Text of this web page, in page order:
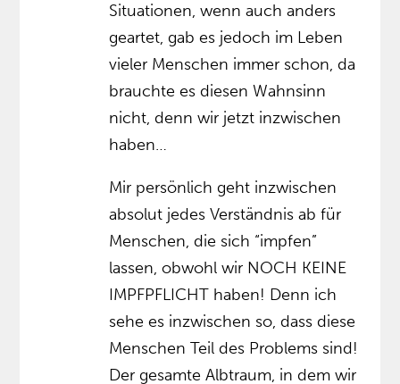
Situationen, wenn auch anders
geartet, gab es jedoch im Leben
vieler Menschen immer schon, da
brauchte es diesen Wahnsinn
nicht, denn wir jetzt inzwischen
haben…
Mir persönlich geht inzwischen
absolut jedes Verständnis ab für
Menschen, die sich “impfen”
lassen, obwohl wir NOCH KEINE
IMPFPFLICHT haben! Denn ich
sehe es inzwischen so, dass diese
Menschen Teil des Problems sind!
Der gesamte Albtraum, in dem wir